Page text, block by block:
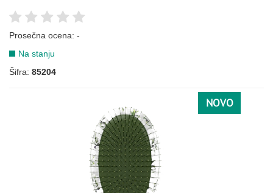
Prosečna ocena: -
Na stanju
Šifra: 85204
NOVO